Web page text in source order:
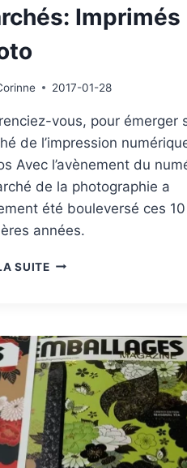
Imprimés
2017-01-28
vous, pour émerger
de l’impression
Avec l’avènement du
de la photographie a
été bouleversé ces 10
années.
SUITEMARCHÉS: